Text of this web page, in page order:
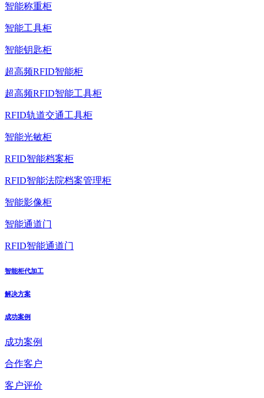
智能称重柜
智能工具柜
智能钥匙柜
超高频RFID智能柜
超高频RFID智能工具柜
RFID轨道交通工具柜
智能光敏柜
RFID智能档案柜
RFID智能法院档案管理柜
智能影像柜
智能通道门
RFID智能通道门
智能柜代加工
解决方案
成功案例
成功案例
合作客户
客户评价